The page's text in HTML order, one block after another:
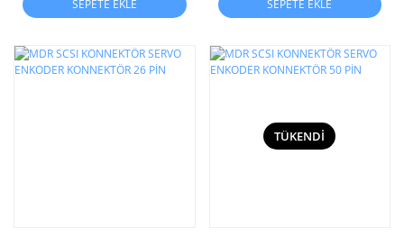
SEPETE EKLE SEPETE EKLE
TÜKENDİ